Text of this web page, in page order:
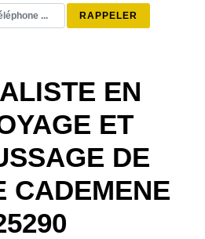
EN
ET
DE
CADEMENE